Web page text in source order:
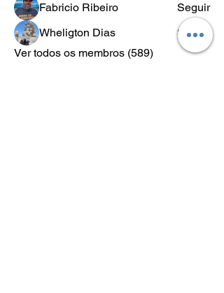
Fabricio Ribeiro
Seguir
Wheligton Dias
Seguir
Ver todos os membros (589)